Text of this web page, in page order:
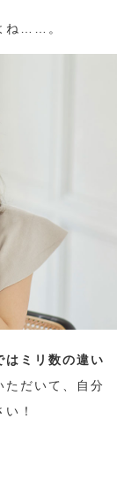
ね……。
はミリ数の違い
ただいて、自分
！